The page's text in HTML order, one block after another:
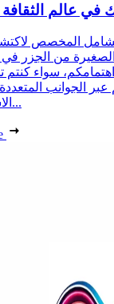
عالم الثقافة
المخصص
من الجزر في
سواء كنتم
الجوانب المتعددة
الاستثنائي. هويته تت...